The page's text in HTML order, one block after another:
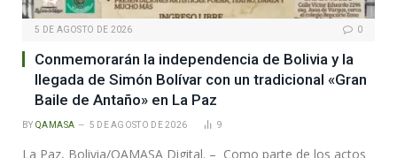
5 DE AGOSTO DE 2026 0
Conmemorarán la independencia de Bolivia y la
llegada de Simón Bolívar con un tradicional «Gran
Baile de Antaño» en La Paz
BY QAMASA 5 DE AGOSTO DE 2026 9
La Paz, Bolivia/QAMASA Digital. – Como parte de los actos